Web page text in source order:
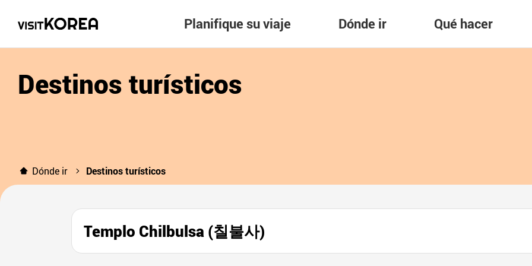
Planifique su viaje Dónde ir Qué hacer
Destinos turísticos
Dónde ir Destinos turísticos
Templo Chilbulsa (칠불사)